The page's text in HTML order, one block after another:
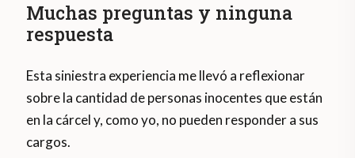
Muchas preguntas y ninguna
respuesta
Esta siniestra experiencia me llevó a reflexionar
sobre la cantidad de personas inocentes que están
en la cárcel y, como yo, no pueden responder a sus
cargos.